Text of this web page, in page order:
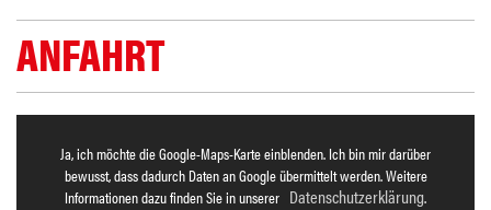
ANFAHRT
Ja, ich möchte die Google-Maps-Karte einblenden. Ich bin mir darüber
bewusst, dass dadurch Daten an Google übermittelt werden. Weitere
Informationen dazu finden Sie in unserer Datenschutzerklärung.